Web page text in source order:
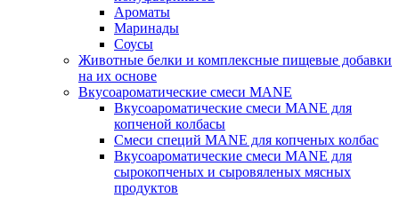
Ароматы
Маринады
Соусы
Животные белки и комплексные пищевые добавки
на их основе
Вкусоароматические смеси MANE
Вкусоароматические смеси MANE для
копченой колбасы
Смеси специй MANE для копченых колбас
Вкусоароматические смеси MANE для
сырокопченых и сыровяленых мясных
продуктов